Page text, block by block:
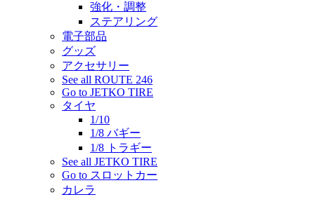
強化・調整
ステアリング
電子部品
グッズ
アクセサリー
See all ROUTE 246
Go to JETKO TIRE
タイヤ
1/10
1/8 バギー
1/8 トラギー
See all JETKO TIRE
Go to スロットカー
カレラ